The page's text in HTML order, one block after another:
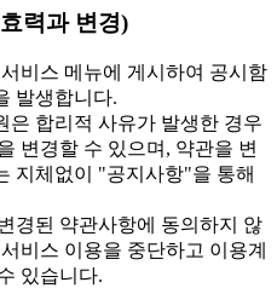
력과 변경)
비스 메뉴에 게시하여 공시함
발생합니다.
합리적 사유가 발생한 경우
변경할 수 있으며, 약관을 변
지체없이 "공지사항"을 통해
경된 약관사항에 동의하지 않
비스 이용을 중단하고 이용계
있습니다.